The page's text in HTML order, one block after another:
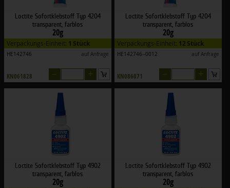
Loctite Sofortklebstoff Typ 4204
transparent, farblos
20g
Verpackungs-Einheit: 1 Stück
HE142746 auf Anfrage
KN061828
Loctite Sofortklebstoff Typ 4204
transparent, farblos
20g
Verpackungs-Einheit: 12 Stück
HE142746--0012 auf Anfrage
KN086071
Loctite Sofortklebstoff Typ 4902
transparent, farblos
20g
Loctite Sofortklebstoff Typ 4902
transparent, farblos
20g